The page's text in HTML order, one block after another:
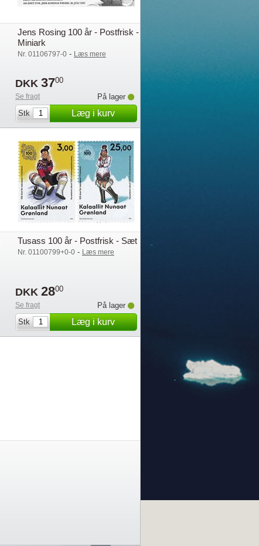
Jens Rosing 100 år - Postfrisk -
Miniark
Nr. 01106797-0 - Læs mere
DKK 3700
Se fragt
På lager
Stk
Læg i kurv
Tusass 100 år - Postfrisk - Sæt
Nr. 01100799+0-0 - Læs mere
DKK 2800
Se fragt
På lager
Stk
Læg i kurv